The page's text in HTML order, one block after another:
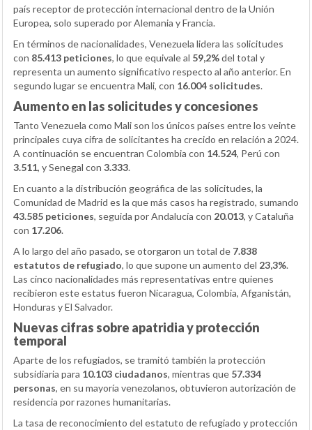
país receptor de protección internacional dentro de la Unión
Europea, solo superado por Alemania y Francia.
En términos de nacionalidades, Venezuela lidera las solicitudes
con 85.413 peticiones, lo que equivale al 59,2%del total y
representa un aumento significativo respecto al año anterior. En
segundo lugar se encuentra Mali, con 16.004 solicitudes.
Aumento en las solicitudes y concesiones
Tanto Venezuela como Mali son los únicos países entre los veinte
principales cuya cifra de solicitantes ha crecido en relación a 2024.
A continuación se encuentran Colombia con 14.524, Perú con
3.511, y Senegal con 3.333.
En cuanto a la distribución geográfica de las solicitudes, la
Comunidad de Madrid es la que más casos ha registrado, sumando
43.585 peticiones, seguida por Andalucía con 20.013, y Cataluña
con 17.206.
A lo largo del año pasado, se otorgaron un total de 7.838
estatutos de refugiado, lo que supone un aumento del 23,3%.
Las cinco nacionalidades más representativas entre quienes
recibieron este estatus fueron Nicaragua, Colombia, Afganistán,
Honduras y El Salvador.
Nuevas cifras sobre apatridia y protección
temporal
Aparte de los refugiados, se tramitó también la protección
subsidiaria para 10.103 ciudadanos, mientras que 57.334
personas, en su mayoría venezolanos, obtuvieron autorización de
residencia por razones humanitarias.
La tasa de reconocimiento del estatuto de refugiado y protección